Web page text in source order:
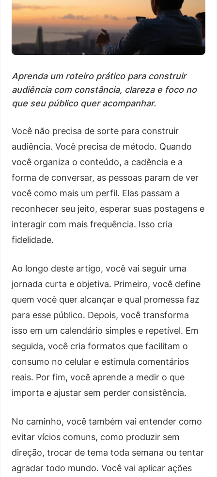
Aprenda um roteiro prático para construir
audiência com constância, clareza e foco no
que seu público quer acompanhar.
Você não precisa de sorte para construir
audiência. Você precisa de método. Quando
você organiza o conteúdo, a cadência e a
forma de conversar, as pessoas param de ver
você como mais um perfil. Elas passam a
reconhecer seu jeito, esperar suas postagens e
interagir com mais frequência. Isso cria
fidelidade.
Ao longo deste artigo, você vai seguir uma
jornada curta e objetiva. Primeiro, você define
quem você quer alcançar e qual promessa faz
para esse público. Depois, você transforma
isso em um calendário simples e repetível. Em
seguida, você cria formatos que facilitam o
consumo no celular e estimula comentários
reais. Por fim, você aprende a medir o que
importa e ajustar sem perder consistência.
No caminho, você também vai entender como
evitar vícios comuns, como produzir sem
direção, trocar de tema toda semana ou tentar
agradar todo mundo. Você vai aplicar ações